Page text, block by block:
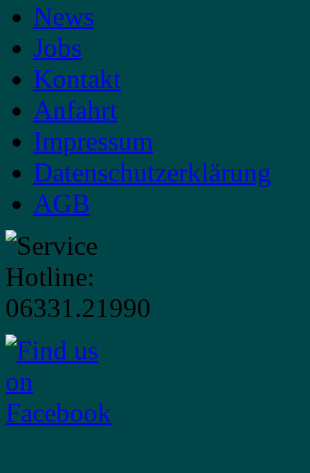
News
Jobs
Kontakt
Anfahrt
Impressum
Datenschutzerklärung
AGB